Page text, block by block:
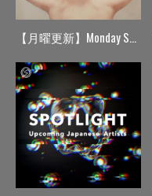
【月曜更新】Monday Spin